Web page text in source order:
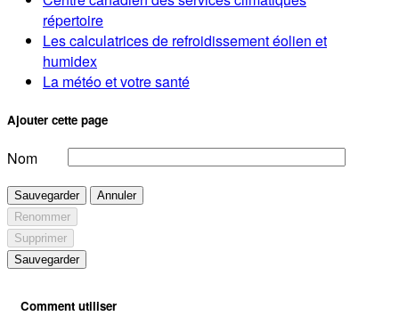
répertoire
Les calculatrices de refroidissement éolien et
humidex
La météo et votre santé
Ajouter cette page
Nom
Sauvegarder
Annuler
Renommer
Supprimer
Sauvegarder
Comment utiliser